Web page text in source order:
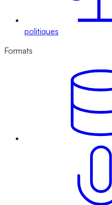
politiques
Formats